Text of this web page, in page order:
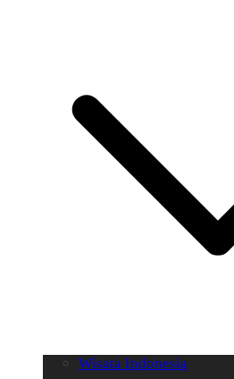
Wisata Indonesia